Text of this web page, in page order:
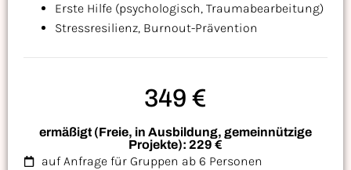
Erste Hilfe (psychologisch, Traumabearbeitung)
Stressresilienz, Burnout-Prävention
349 €
ermäßigt (Freie, in Ausbildung, gemeinnützige
Projekte): 229 €
auf Anfrage für Gruppen ab 6 Personen